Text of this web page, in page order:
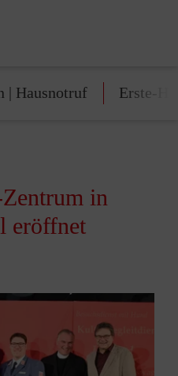
| Hausnotruf Erste-
in
eröffnet